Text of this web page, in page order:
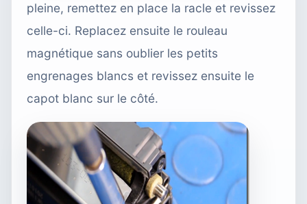
pleine, remettez en place la racle et revissez
celle-ci. Replacez ensuite le rouleau
magnétique sans oublier les petits
engrenages blancs et revissez ensuite le
capot blanc sur le côté.